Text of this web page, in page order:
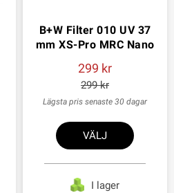
B+W Filter 010 UV 37
mm XS-Pro MRC Nano
299
299
Lägsta pris senaste 30 dagar
VÄLJ
I lager